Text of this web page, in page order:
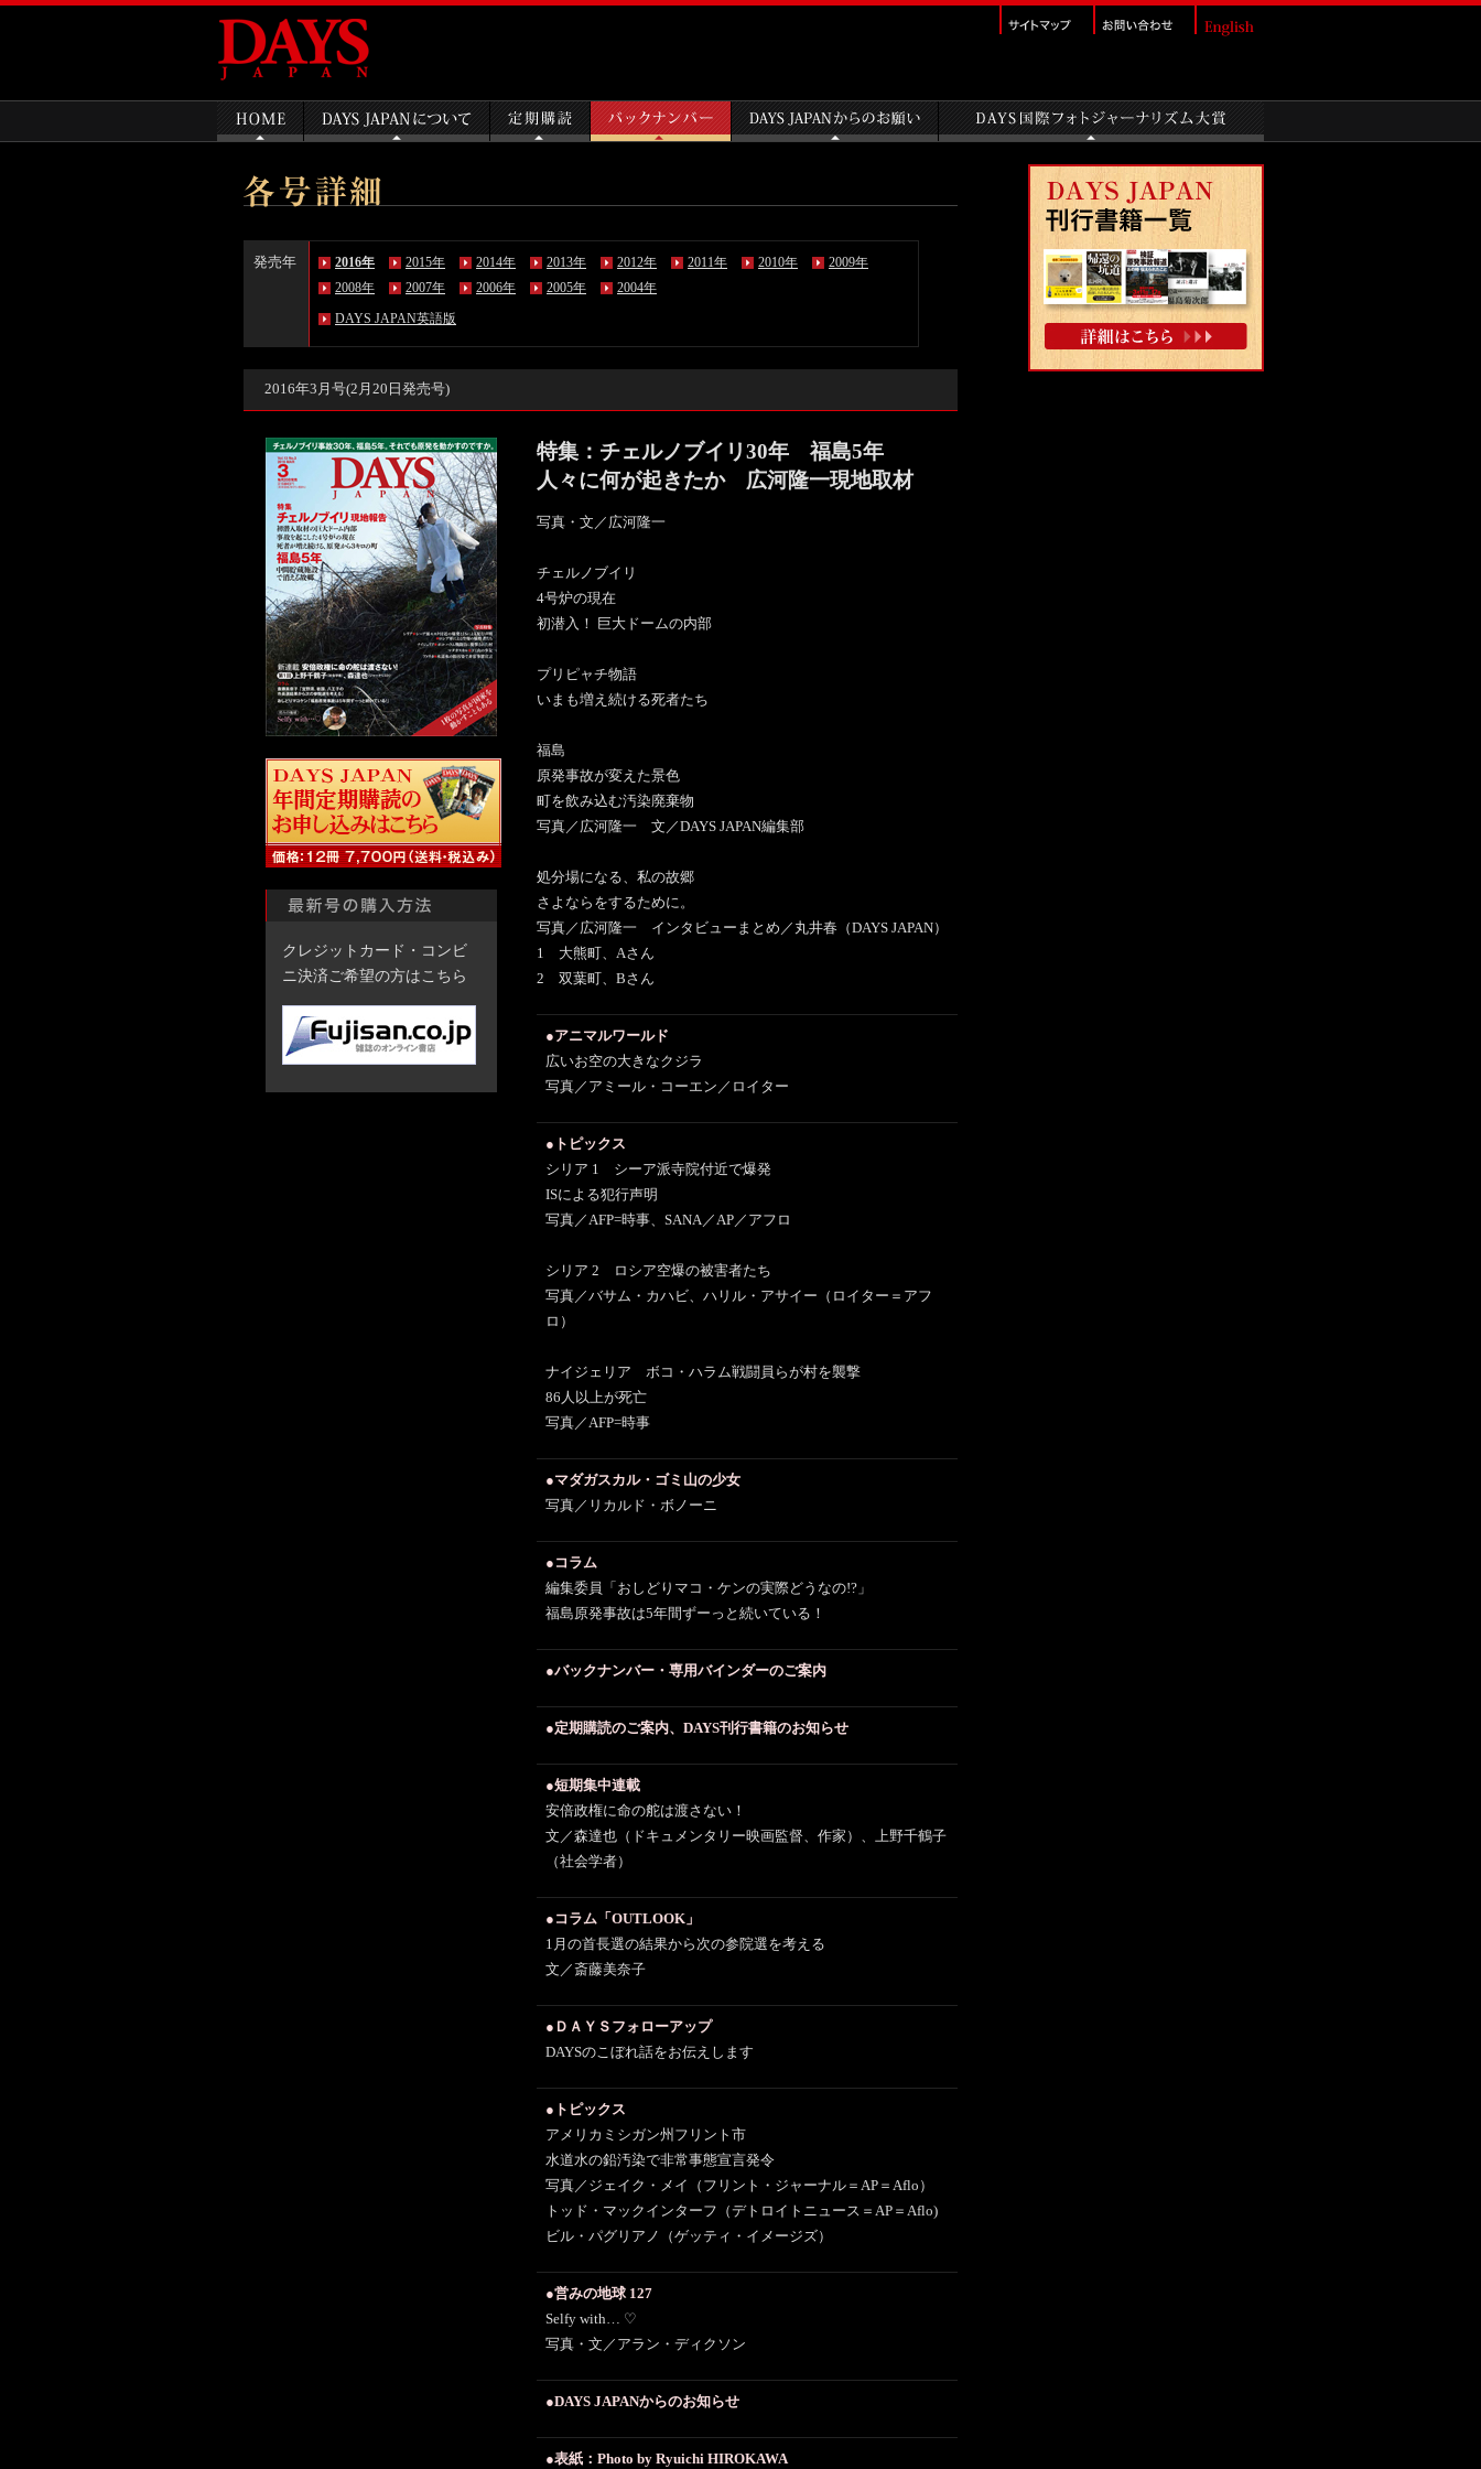
発売年 2016年 2015年 2014年 2013年 2012年 2011年 2010年
2009年
2008年
2007年 2006年 2005年 2004年
DAYS JAPAN英語版
2016年3月号(2月20日発売号)
クレジットカード・コンビ
ニ決済ご希望の方はこちら
特集：チェルノブイリ30年 福島5年
人々に何が起きたか 広河隆一現地取材
写真・文／広河隆一
チェルノブイリ
4号炉の現在
初潜入！ 巨大ドームの内部
プリピャチ物語
いまも増え続ける死者たち
福島
原発事故が変えた景色
町を飲み込む汚染廃棄物
写真／広河隆一 文／DAYS JAPAN編集部
処分場になる、私の故郷
さよならをするために。
写真／広河隆一 インタビューまとめ／丸井春（DAYS JAPAN）
1 大熊町、Aさん
2 双葉町、Bさん
●アニマルワールド
広いお空の大きなクジラ
写真／アミール・コーエン／ロイター
●トピックス
シリア 1 シーア派寺院付近で爆発
ISによる犯行声明
写真／AFP=時事、SANA／AP／アフロ
シリア 2 ロシア空爆の被害者たち
写真／バサム・カハビ、ハリル・アサイー（ロイター＝アフ
ロ）
ナイジェリア ボコ・ハラム戦闘員らが村を襲撃
86人以上が死亡
写真／AFP=時事
●マダガスカル・ゴミ山の少女
写真／リカルド・ボノーニ
●コラム
編集委員「おしどりマコ・ケンの実際どうなの!?」
福島原発事故は5年間ずーっと続いている！
●バックナンバー・専用バインダーのご案内
●定期購読のご案内、DAYS刊行書籍のお知らせ
●短期集中連載
安倍政権に命の舵は渡さない！
文／森達也（ドキュメンタリー映画監督、作家）、上野千鶴子
（社会学者）
●コラム「OUTLOOK」
1月の首長選の結果から次の参院選を考える
文／斎藤美奈子
●ＤＡＹＳフォローアップ
DAYSのこぼれ話をお伝えします
●トピックス
アメリカミシガン州フリント市
水道水の鉛汚染で非常事態宣言発令
写真／ジェイク・メイ（フリント・ジャーナル＝AP＝Aflo）
トッド・マックインターフ（デトロイトニュース＝AP＝Aflo)
ビル・パグリアノ（ゲッティ・イメージズ）
●営みの地球 127
Selfy with… ♡
写真・文／アラン・ディクソン
●DAYS JAPANからのお知らせ
●表紙：Photo by Ryuichi HIROKAWA